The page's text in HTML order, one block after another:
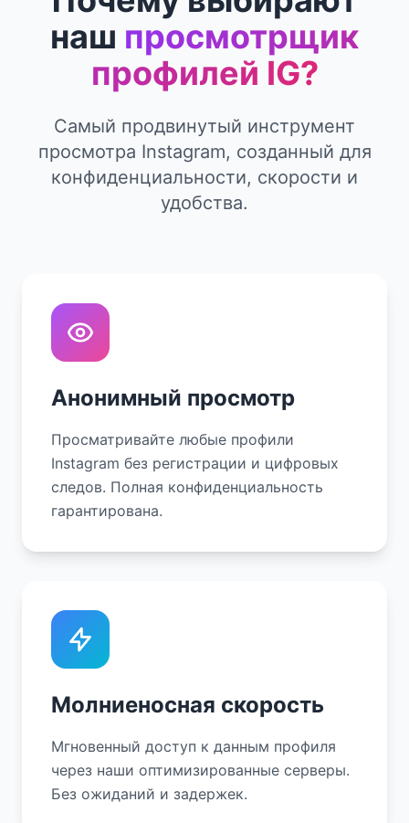
наш просмотрщик
профилей IG?
Самый продвинутый инструмент
просмотра Instagram, созданный для
конфиденциальности, скорости и
удобства.
Анонимный просмотр
Просматривайте любые профили
Instagram без регистрации и цифровых
следов. Полная конфиденциальность
гарантирована.
Молниеносная скорость
Мгновенный доступ к данным профиля
через наши оптимизированные серверы.
Без ожиданий и задержек.